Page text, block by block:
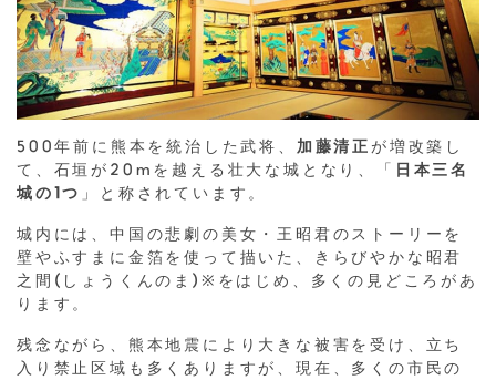
500年前に熊本を統治した武将、 加藤清正が増改築し
て、石垣が20mを越える壮大な城となり、「
日本三名
城の1つ 」と称されています。
城内には、中国の悲劇の美女・王昭君のストーリーを
壁やふすまに金箔を使って描いた、きらびやかな昭君
之間(しょうくんのま)※をはじめ、多くの見どころがあ
ります。
残念ながら、熊本地震により大きな被害を受け、立ち
入り禁止区域も多くありますが、現在、多くの市民の